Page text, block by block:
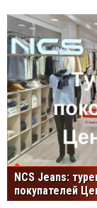
NCS Jeans:
покупателей